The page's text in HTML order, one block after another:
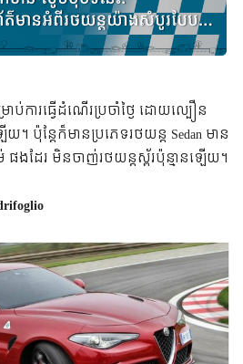
ាប់​​ការ​ធ្វើ​ដំណើរ​ប្រចាំ​ថ្ងៃ ដោយ​ល្បឿន​
យ។ ប៉ុន្តែ​ក៏​មាន​ប្រភេទ​រថយន្ត Sedan មាន​​
ដែរ មិន​ចាញ់​រថយន្ត​ស្ព័រ​ប៉ុន្មាន​ឡើយ។